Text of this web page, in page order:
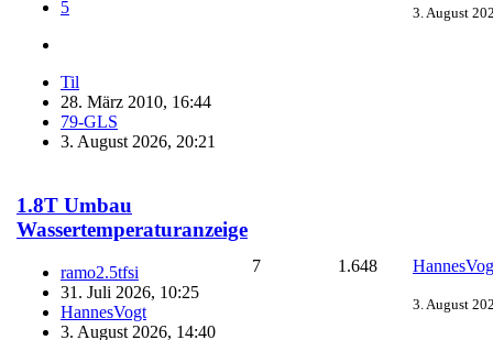
5
Til
28. März 2010, 16:44
79-GLS
3. August 2026, 20:21
3. August
1.8T Umbau
Wassertemperaturanzeige
ramo2.5tfsi
31. Juli 2026, 10:25
HannesVogt
3. August 2026, 14:40
7 1.648
3. August